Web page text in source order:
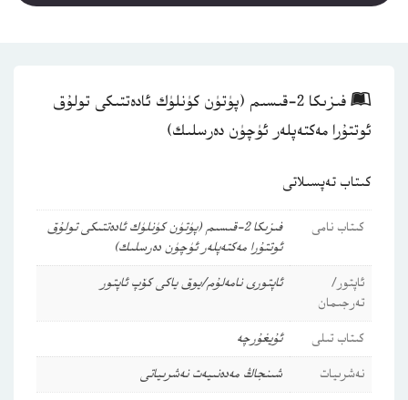
فىزىكا 2-قىسىم (پۈتۈن كۈنلۈك ئادەتتىكى تولۇق
ئوتتۇرا مەكتەپلەر ئۈچۈن دەرسلىك)
كىتاب تەپسىلاتى
كىتاب نامى
فىزىكا 2-قىسىم (پۈتۈن كۈنلۈك ئادەتتىكى تولۇق
ئوتتۇرا مەكتەپلەر ئۈچۈن دەرسلىك)
ئاپتور/
تەرجىمان
ئاپتورى نامەلۇم/يوق ياكى كۆپ ئاپتور
كىتاب تىلى
ئۇيغۇرچە
نەشرىيات
شىنجاڭ مەدەنىيەت نەشرىياتى